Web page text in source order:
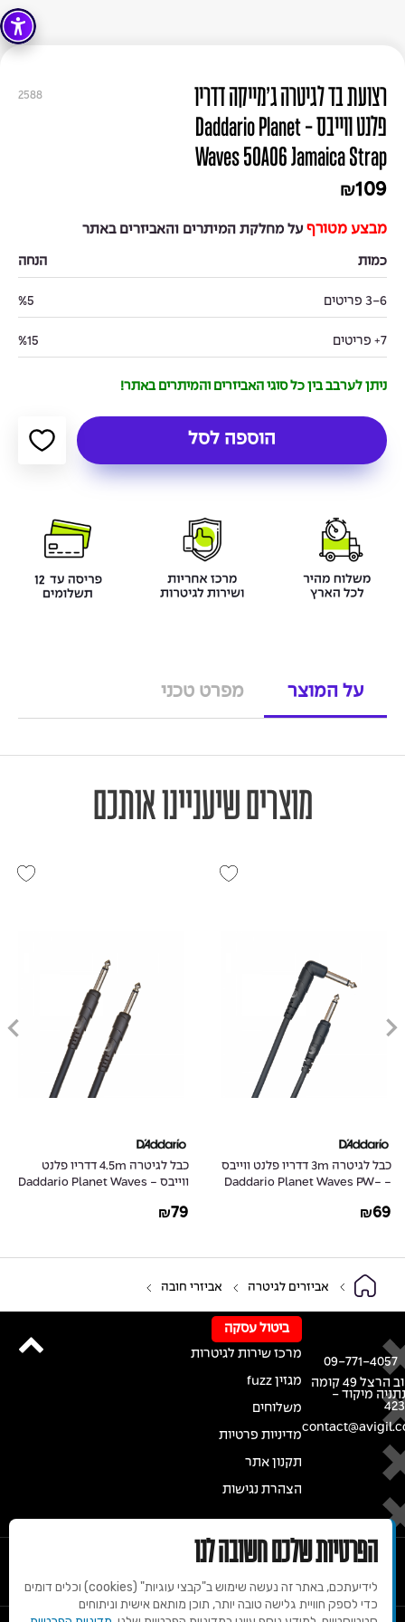
2588
רצועת בד לגיטרה ג'מייקה דדריו
פלנט ווייבס - Daddario Planet
Waves 50A06 Jamaica Strap
₪109
מבצע מטורף על מחלקת המיתרים והאביזרים באתר
כמות הנחה
3-6 פריטים %5
7+ פריטים %15
ניתן לערבב בין כל סוגי האביזרים והמיתרים באתר!
הוספה לסל
על המוצר מפרט טכני
מוצרים שיעניינו אותכם
כבל לגיטרה 3m דדריו פלנט ווייבס
- Daddario Planet Waves PW-
₪69
כבל לגיטרה 4.5m דדריו פלנט
ווייבס - Daddario Planet Waves
₪79
אביזרים לגיטרה אביזרי חובה
רחוב הרצל 49 קומה
מיקוד -
09-771-4057
ביטול עסקה
מרכז שירות לגיטרות
מגזין fuzz
משלוחים
מדיניות פרטיות
תקנון אתר
הצהרת נגישות
הפרטיות שלכם חשובה לנו
לידיעתכם, באתר זה נעשה שימוש ב"קבצי עוגיות" (cookies) וכלים דומים
כדי לספק חוויית גלישה טובה יותר, תוכן מותאם אישית וניתוחים